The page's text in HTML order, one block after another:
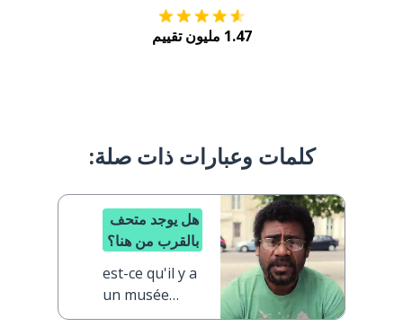
1.47 مليون تقييم
كلمات وعبارات ذات صلة:
هل يوجد متحف
بالقرب من هنا؟
est-ce qu'il y a
un musée
près d'ici ?